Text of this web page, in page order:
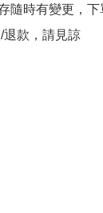
隨時有變更，
退款，請見諒